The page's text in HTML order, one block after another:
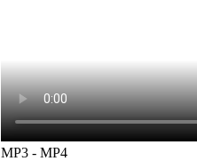
MP3 - MP4